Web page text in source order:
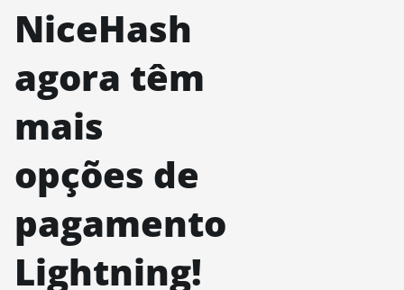
NiceHash
agora têm
mais
opções de
pagamento
Lightning!